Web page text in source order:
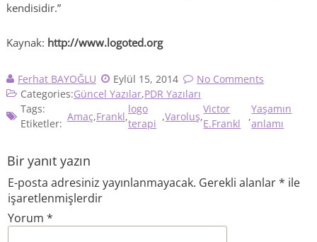
kendisidir.”
Kaynak: http://www.logoted.org
Ferhat BAYOĞLU Eylül 15, 2014
No Comments
Categories:Güncel Yazılar,PDR Yazıları
Tags:
Etiketler:
Amaç,Frankl,
logo
terapi
,Varoluş,
Victor
E.Frankl
,
Yaşamın
anlamı
Bir yanıt yazın
E-posta adresiniz yayınlanmayacak. Gerekli alanlar* ile
işaretlenmişlerdir
Yorum *